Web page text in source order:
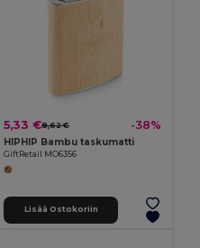
5,33 €8,62 € -38%
HIPHIP Bambu taskumatti
GiftRetail MO6356
Lisää Ostokoriin